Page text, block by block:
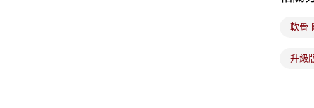
軟骨
升級